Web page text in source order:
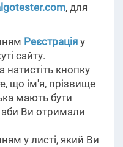
, для
Реєстрація у
сайту.
натистіть кнопку
що ім'я, прізвище
мають бути
Ви отримали
у листі, який Ви